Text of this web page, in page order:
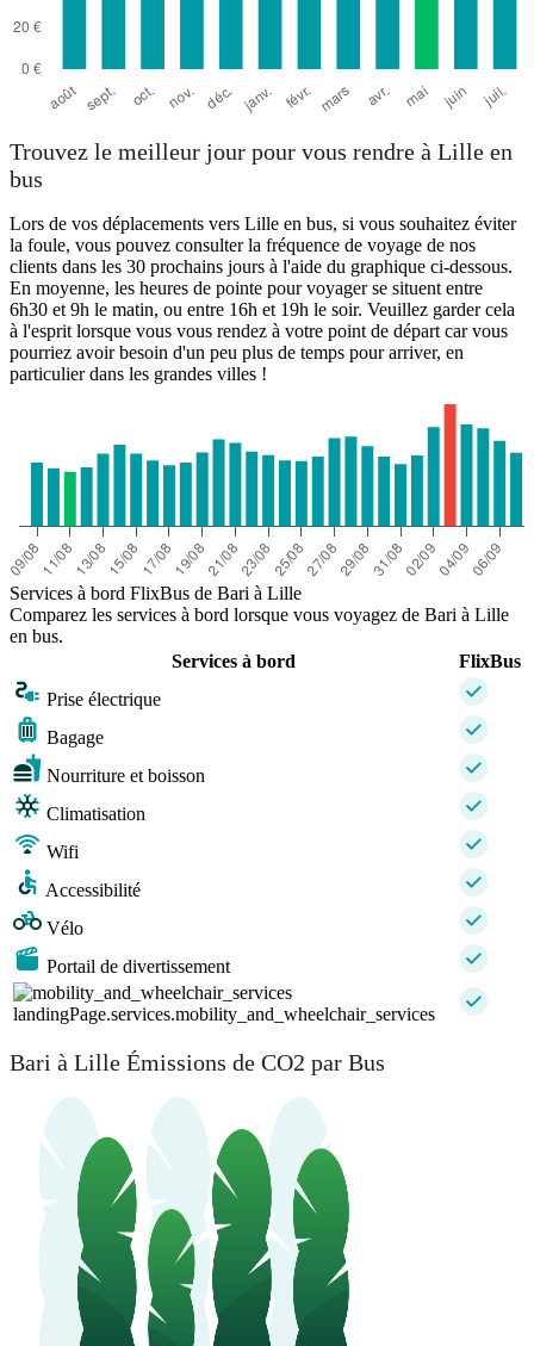
Trouvez le meilleur jour pour vous rendre à Lille en
bus
Lors de vos déplacements vers Lille en bus, si vous souhaitez éviter
la foule, vous pouvez consulter la fréquence de voyage de nos
clients dans les 30 prochains jours à l'aide du graphique ci-dessous.
En moyenne, les heures de pointe pour voyager se situent entre
6h30 et 9h le matin, ou entre 16h et 19h le soir. Veuillez garder cela
à l'esprit lorsque vous vous rendez à votre point de départ car vous
pourriez avoir besoin d'un peu plus de temps pour arriver, en
particulier dans les grandes villes !
Services à bord FlixBus de Bari à Lille
Comparez les services à bord lorsque vous voyagez de Bari à Lille
en bus.
Services à bord
FlixBus
Prise électrique
Bagage
Nourriture et boisson
Climatisation
Wifi
Accessibilité
Vélo
Portail de divertissement
landingPage.services.mobility_and_wheelchair_services
Bari à Lille Émissions de CO2 par Bus